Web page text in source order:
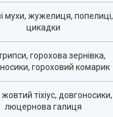
мухи, жужелиця, попелиці,
цикадки
горохова зернівка,
гороховий комарик
тіхіус, довгоносики,
люцернова галиця